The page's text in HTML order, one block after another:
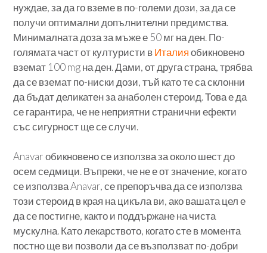
нуждае, за да го вземе в по-големи дози, за да се
получи оптимални допълнителни предимства.
Минималната доза за мъже е 50 мг на ден. По-
голямата част от културисти вИталияобикновено
вземат 100 mg на ден. Дами, от друга страна, трябва
да се вземат по-ниски дози, тъй като те са склонни
да бъдат деликатен за анаболен стероид. Това е да
се гарантира, че не неприятни странични ефекти
със сигурност ще се случи.
Anavar обикновено се използва за около шест до
осем седмици. Въпреки, че не е от значение, когато
се използва Anavar, се препоръчва да се използва
този стероид в края на цикъла ви, ако вашата цел е
да се постигне, както и поддържане на чиста
мускулна. Като лекарството, когато сте в момента
постно ще ви позволи да се възползват по-добри